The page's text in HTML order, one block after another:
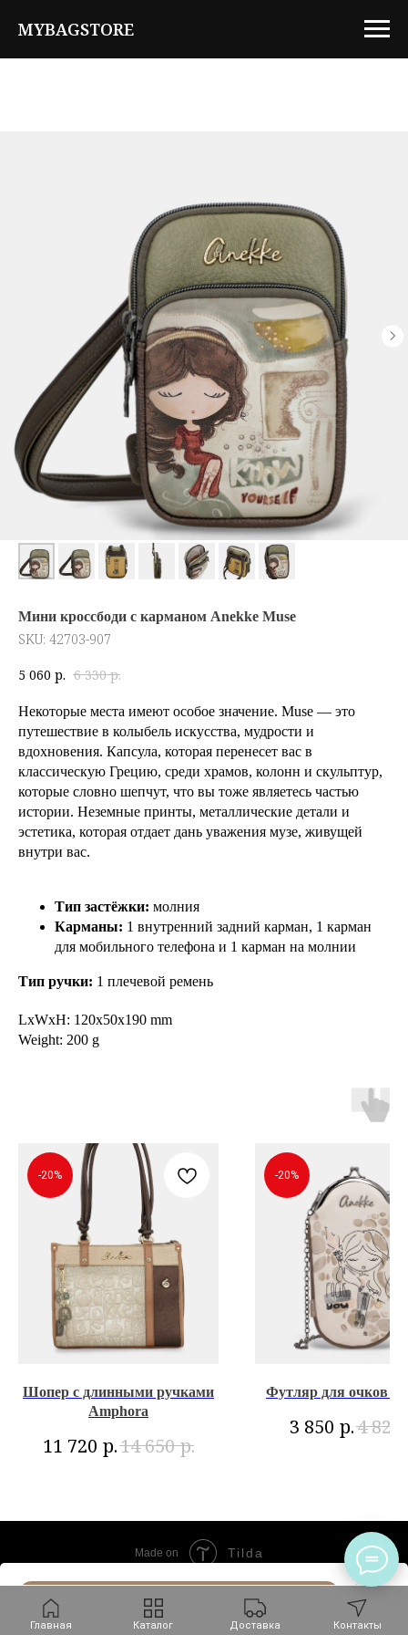
MYBAGSTORE
Мини кроссбоди с карманом Anekke Muse
SKU: 42703-907
5 060 р. 6 330 р.
В КОРЗИНУ
Некоторые места имеют особое значение. Muse — это
путешествие в колыбель искусства, мудрости и
вдохновения. Капсула, которая перенесет вас в
классическую Грецию, среди храмов, колонн и скульптур,
которые словно шепчут, что вы тоже являетесь частью
истории. Неземные принты, металлические детали и
эстетика, которая отдает дань уважения музе, живущей
внутри вас.
Тип застёжки: молния
Карманы: 1 внутренний задний карман, 1 карман
для мобильного телефона и 1 карман на молнии
Тип ручки: 1 плечевой ремень
LxWxH: 120x50x190 mm
Weight: 200 g
-20%
Шопер с длинными ручками
Amphora
11 720 р.14 650 р.
-20%
Футляр для очков
3 850 р.4 820
Главная Каталог Доставка Контакты
Made on Tilda